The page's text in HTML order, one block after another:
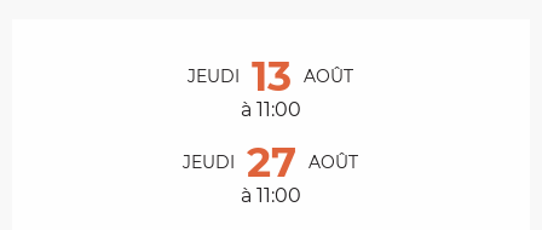
JEUDI 13 AOÛT
à 11:00
JEUDI 27 AOÛT
à 11:00